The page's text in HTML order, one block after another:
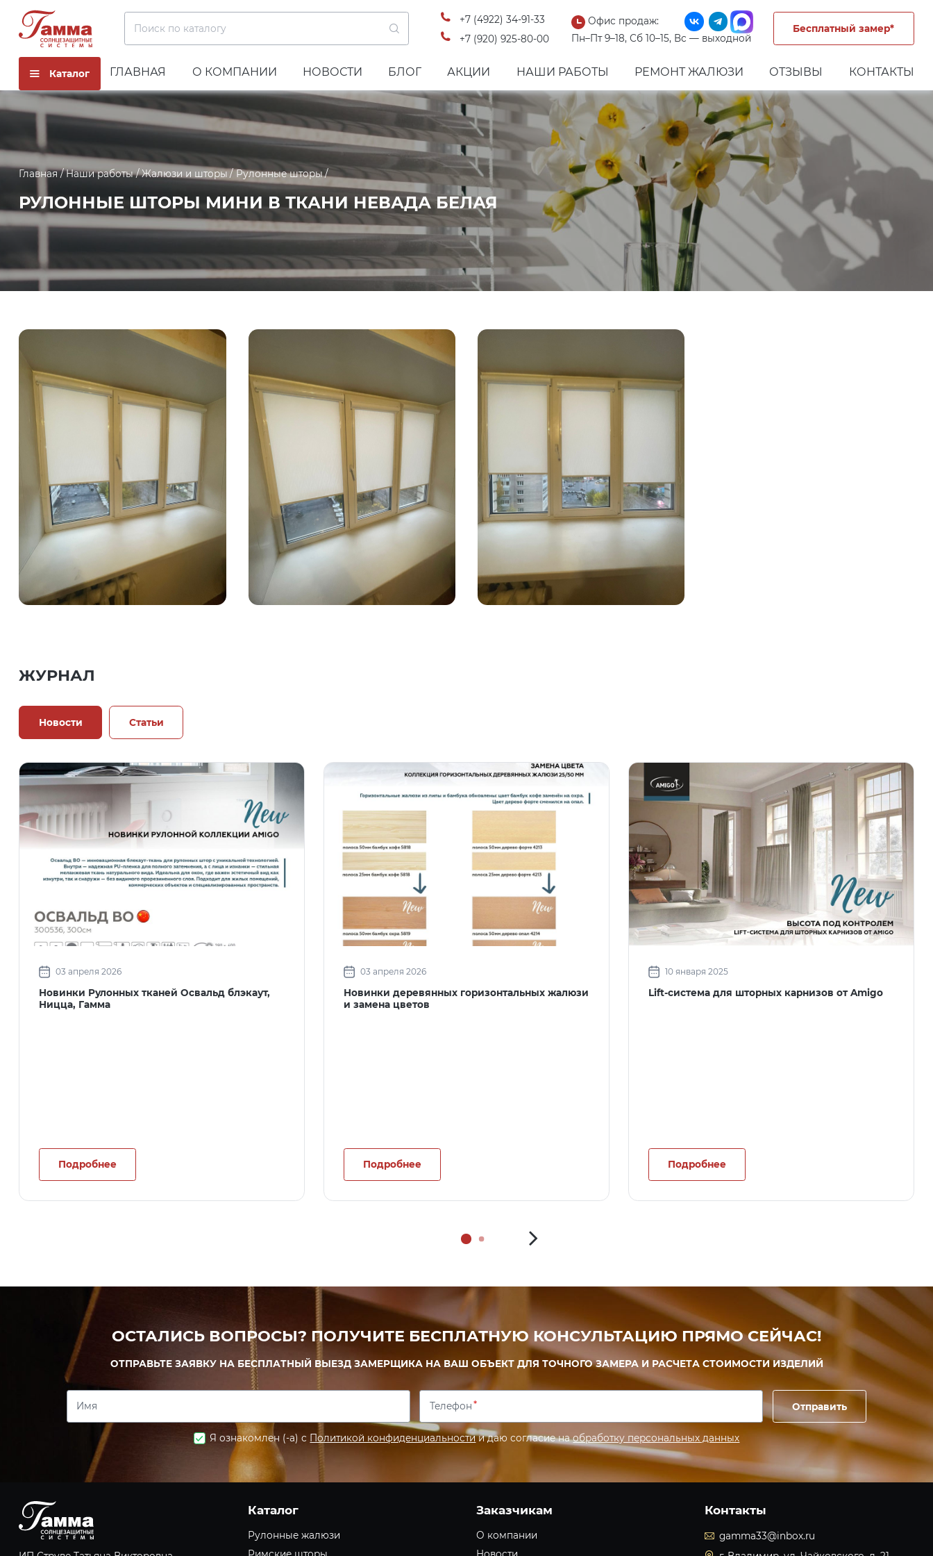
Поиск по каталогу
+7 (4922) 34-91-33
+7 (920) 925-80-00
Офис продаж:
Пн–Пт 9–18, Сб 10–15, Вс — выходной
Бесплатный замер*
Каталог ГЛАВНАЯ О КОМПАНИИ НОВОСТИ БЛОГ АКЦИИ НАШИ РАБОТЫ РЕМОНТ ЖАЛЮЗИ ОТЗЫВЫ КОНТАКТЫ
Главная Наши работы Жалюзи и шторы Рулонные шторы
РУЛОННЫЕ ШТОРЫ МИНИ В ТКАНИ НЕВАДА БЕЛАЯ
ЖУРНАЛ
Новости Статьи
03 апреля 2026
Новинки Рулонных тканей Освальд блэкаут,
Ницца, Гамма
Подробнее
03 апреля 2026
Новинки деревянных горизонтальных жалюзи
и замена цветов
Подробнее
10 января 2025
Lift-система для шторных карнизов от Amigo
Подробнее
ОСТАЛИСЬ ВОПРОСЫ? ПОЛУЧИТЕ БЕСПЛАТНУЮ КОНСУЛЬТАЦИЮ ПРЯМО СЕЙЧАС!
ОТПРАВЬТЕ ЗАЯВКУ НА БЕСПЛАТНЫЙ ВЫЕЗД ЗАМЕРЩИКА НА ВАШ ОБЪЕКТ ДЛЯ ТОЧНОГО ЗАМЕРА И РАСЧЕТА СТОИМОСТИ ИЗДЕЛИЙ
Имя Телефон Отправить
Я ознакомлен (-а) с Политикой конфиденциальностии даю согласие наобработку персональных данных
Каталог
Рулонные жалюзи
Римские шторы
Заказчикам
О компании
Новости
Контакты
gamma33@inbox.ru